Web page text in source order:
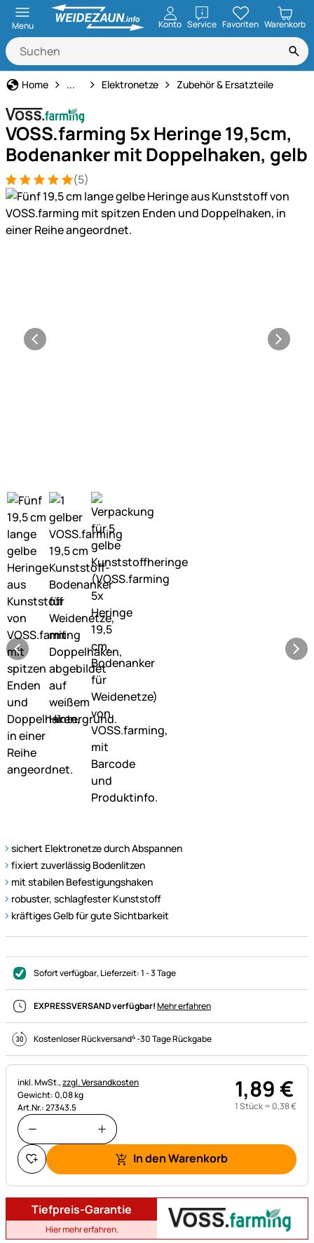
Menu Konto ServiceöffnenFavoriten Warenkorb
Home Weidezaun
... Elektronetze Zubehör & Ersatzteile
VOSS.farming 5x Heringe 19,5cm,
Bodenanker mit Doppelhaken, gelb
Bewertung: 5 von 5 (5 Bewertungen)
5 Bewertungen
(5)
Produktgalerie
sichert Elektronetze durch Abspannen
fixiert zuverlässig Bodenlitzen
mit stabilen Befestigungshaken
robuster, schlagfester Kunststoff
kräftiges Gelb für gute Sichtbarkeit
Sofort verfügbar, Lieferzeit:1 - 3 Tage
EXPRESSVERSAND verfügbar!Mehr erfahren
Kostenloser Rückversand4-30 Tage Rückgabe
Steuerhinweis:
inkl. MwSt.,zzgl. Versandkosten
Gewicht: 0,08 kg
Art.Nr.: 27343.5
1,89€
1 Stück = 0,38€
In den Warenkorb
Tiefpreis-Garantie
Hier mehr erfahren.